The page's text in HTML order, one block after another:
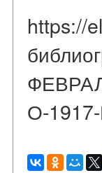
https://
О-